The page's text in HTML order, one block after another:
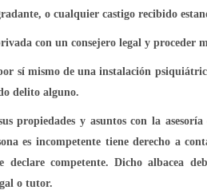
o cualquier castigo recibido
con un consejero legal y proceder
sí mismo de una instalación
delito alguno.
propiedades y asuntos con la
es incompetente tiene derecho a
declare competente. Dicho albacea
o tutor.